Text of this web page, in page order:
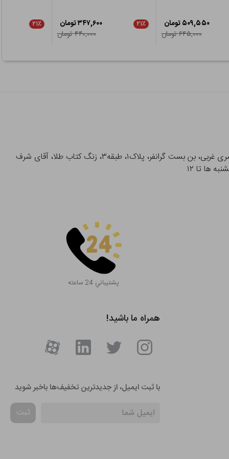
۵۰۹,۵۵۰ تومان
۶۴۵,۰۰۰ تومان
۲۱٪
۳۴۷,۶۰۰ تومان
۴۴۰,۰۰۰ تومان
۲۱٪
آدرس تحویل حضوری سفارشات: میدان انقلاب، خیابان انقلاب، خیابان ۱۲ فروردین، خیابان شهدای ژاندارمری غربی، بن بست گرانفر، پلاک۱، طبقه۳، زنگ کتاب طلا، آقای شرف
پشتيباني 24 ساعته
همراه ما باشید!
با ثبت ایمیل، از جدید‌ترین تخفیف‌ها با‌خبر شوید
ثبت